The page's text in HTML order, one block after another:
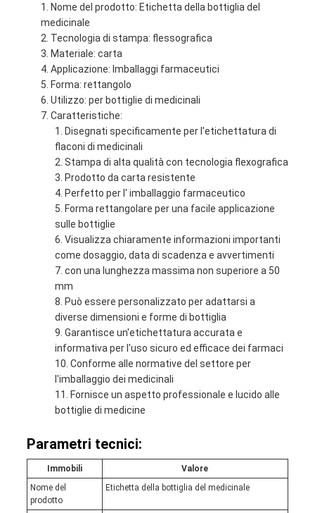
Nome del prodotto: Etichetta della bottiglia del
medicinale
Tecnologia di stampa: flessografica
Materiale: carta
Applicazione: Imballaggi farmaceutici
Forma: rettangolo
Utilizzo: per bottiglie di medicinali
Caratteristiche:
Disegnati specificamente per l'etichettatura di
flaconi di medicinali
Stampa di alta qualità con tecnologia flexografica
Prodotto da carta resistente
Perfetto per l' imballaggio farmaceutico
Forma rettangolare per una facile applicazione
sulle bottiglie
Visualizza chiaramente informazioni importanti
come dosaggio, data di scadenza e avvertimenti
con una lunghezza massima non superiore a 50
mm
Può essere personalizzato per adattarsi a
diverse dimensioni e forme di bottiglia
Garantisce un'etichettatura accurata e
informativa per l'uso sicuro ed efficace dei farmaci
Conforme alle normative del settore per
l'imballaggio dei medicinali
Fornisce un aspetto professionale e lucido alle
bottiglie di medicine
Parametri tecnici:
Immobili
Valore
Nome del
prodotto
Etichetta della bottiglia del medicinale